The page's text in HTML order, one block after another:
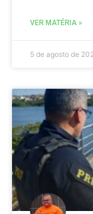
VER MATÉRIA »
5 de agosto de